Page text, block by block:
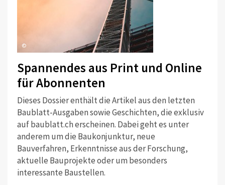
©
Spannendes aus Print und Online
für Abonnenten
Dieses Dossier enthält die Artikel aus den letzten
Baublatt-Ausgaben sowie Geschichten, die exklusiv
auf baublatt.ch erscheinen. Dabei geht es unter
anderem um die Baukonjunktur, neue
Bauverfahren, Erkenntnisse aus der Forschung,
aktuelle Bauprojekte oder um besonders
interessante Baustellen.